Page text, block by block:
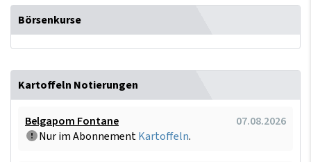
Börsenkurse
Kartoffeln Notierungen
Belgapom Fontane
07.08.2026
Nur im AbonnementKartoffeln.